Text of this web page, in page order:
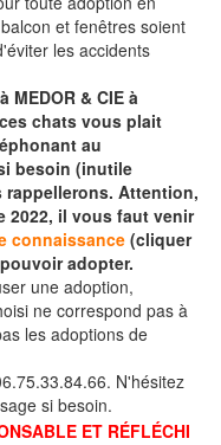
et fenêtres soient
les accidents
MEDOR & CIE à
chats vous plait
au
besoin (inutile
Attention,
2022, il vous faut venir
connaissance (cliquer
adopter.
une adoption,
ne correspond pas à
les adoptions de
N'hésitez
si besoin.
ET RÉFLÉCHI